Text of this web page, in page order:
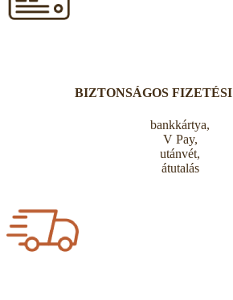
BIZTONSÁGOS
bankkártya,
V Pay,
utánvét,
átutalás